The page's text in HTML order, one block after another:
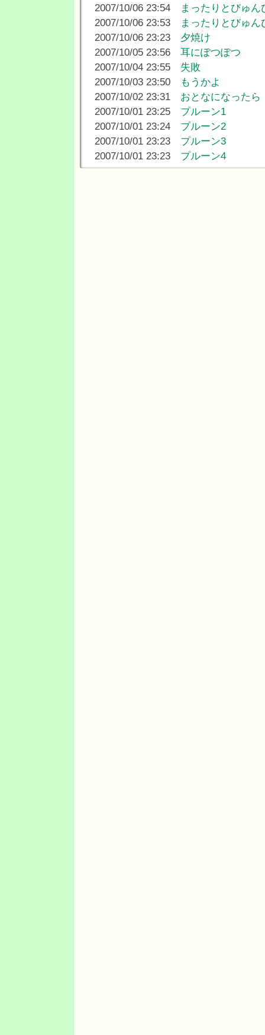
2007/10/06 23:54
まったりとびゅん
2007/10/06 23:53
まったりとびゅん
2007/10/06 23:23 夕焼け
2007/10/05 23:56 耳にぽつぽつ
2007/10/04 23:55 失敗
2007/10/03 23:50
もうかよ
2007/10/02 23:31 おとなになったら
2007/10/01 23:25 プルーン1
2007/10/01 23:24 プルーン2
2007/10/01 23:23 プルーン3
2007/10/01 23:23 プルーン4